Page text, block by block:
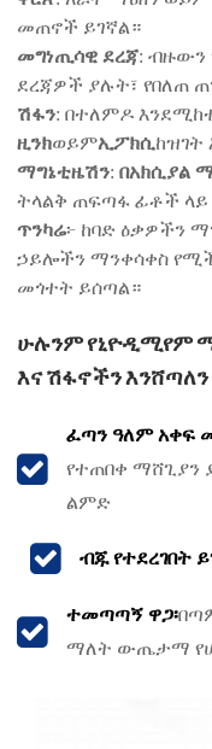
መጠኖች ይገኛል።
መግነጢሳዊ ደረጃ: ብዙውን
ደረጃዎች ያሉት፣ የበለጠ
ሽፋን: በተለምዶ
ዚንክወይምኢፖክሲከዝገት
ማግኔቲዜሽን:በአክሲያል
ትላልቅ ጠፍጣፋ ፊቶች
ጥንካሬ፦ ከባድ ዕቃዎችን
ኃይሎችን ማንቀሳቀስ
መጎተት ይሰጣል።
ሁሉንም የኒዮዲሚየም
እና ሽፋኖችን
ፈጣን ዓለም አቀፍ
የተጠበቀ ማሸጊያን
ልምድ
ብጁ የተደረገበት
ተመጣጣኝ ዋጋ፡
ማለት ውጤታማ